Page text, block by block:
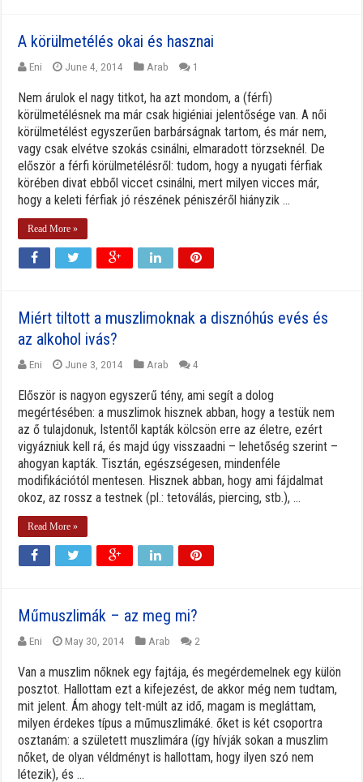
A körülmetélés okai és hasznai
Eni June 4, 2014 Arab 1
Nem árulok el nagy titkot, ha azt mondom, a (férfi)
körülmetélésnek ma már csak higiéniai jelentősége van. A női
körülmetélést egyszerűen barbárságnak tartom, és már nem,
vagy csak elvétve szokás csinálni, elmaradott törzseknél. De
először a férfi körülmetélésről: tudom, hogy a nyugati férfiak
körében divat ebből viccet csinálni, mert milyen vicces már,
hogy a keleti férfiak jó részének péniszéről hiányzik ...
Read More »
Miért tiltott a muszlimoknak a disznóhús evés és
az alkohol ivás?
Eni June 3, 2014 Arab 4
Először is nagyon egyszerű tény, ami segít a dolog
megértésében: a muszlimok hisznek abban, hogy a testük nem
az ő tulajdonuk, Istentől kapták kölcsön erre az életre, ezért
vigyázniuk kell rá, és majd úgy visszaadni – lehetőség szerint –
ahogyan kapták. Tisztán, egészségesen, mindenféle
modifikációtól mentesen. Hisznek abban, hogy ami fájdalmat
okoz, az rossz a testnek (pl.: tetoválás, piercing, stb.), ...
Read More »
Műmuszlimák – az meg mi?
Eni May 30, 2014 Arab 2
Van a muszlim nőknek egy fajtája, és megérdemelnek egy külön
posztot. Hallottam ezt a kifejezést, de akkor még nem tudtam,
mit jelent. Ám ahogy telt-múlt az idő, magam is megláttam,
milyen érdekes típus a műmuszlimáké. őket is két csoportra
osztanám: a született muszlimára (így hívják sokan a muszlim
nőket, de olyan véldményt is hallottam, hogy ilyen szó nem
létezik), és ...